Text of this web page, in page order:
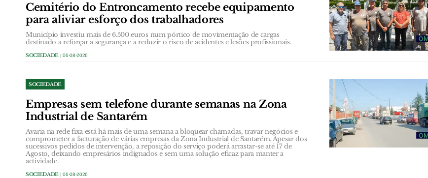
Cemitério do Entroncamento recebe equipamento
para aliviar esforço dos trabalhadores
Município investiu mais de 6.500 euros num pórtico de movimentação de cargas
destinado a reforçar a segurança e a reduzir o risco de acidentes e lesões profissionais.
SOCIEDADE | 06-08-2026
SOCIEDADE
Empresas sem telefone durante semanas na Zona
Industrial de Santarém
Avaria na rede fixa está há mais de uma semana a bloquear chamadas, travar negócios e
comprometer a facturação de várias empresas da Zona Industrial de Santarém. Apesar dos
sucessivos pedidos de intervenção, a reposição do serviço poderá arrastar-se até 17 de
Agosto, deixando empresários indignados e sem uma solução eficaz para manter a
actividade.
SOCIEDADE | 06-08-2026